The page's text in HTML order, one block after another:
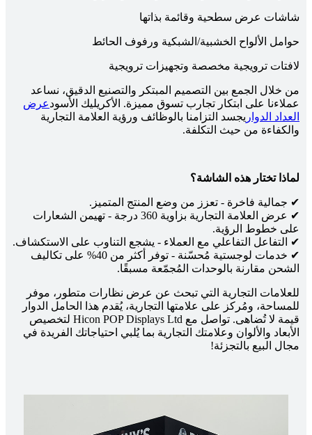
شاشات عرض سطحية وقائمة بذاتها
حوامل الألواح الخشبية/الشبكية ورفوف الحائط
لافتات ترويجية مخصصة وتجهيزات ترويجية
من خلال الجمع بين التصميم المبتكر والتصنيع الدقيق، نساعد
عملاءنا على ابتكار تجارب تسوق مميزة. الأكريليك الأسودعرض
العداد الدوار يجسد التزامنا بالوظائف ورؤية العلامة التجارية
والكفاءة من حيث التكلفة.
لماذا تختار هذه الشاشة؟
✔ جمالية فاخرة - تعزز من وضع المنتج المتميز.
✔ عرض العلامة التجارية بزاوية 360 درجة - تهيمن الشعارات
على خطوط الرؤية.
✔ التفاعل التفاعلي مع العملاء - يشجع التناوب على الاستكشاف.
✔ خدمات لوجستية مُحسّنة - توفر أكثر من 40% على تكاليف
الشحن مقارنة بالوحدات المُجمّعة مسبقًا.
للعلامات التجارية التي تبحث عن عرض نظارات متطور، موفر
للمساحة، ومُركز على علامتها التجارية، يُقدم هذا الحامل الدوار
قيمة لا تُضاهى. تواصل مع Hicon POP Displays Ltd لتخصيص
الأبعاد والألوان وعلامتك التجارية بما يُلبي احتياجاتك الفريدة في
مجال البيع بالتجزئة!